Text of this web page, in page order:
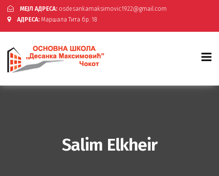
МЕЈЛ АДРЕСА: osdesankamaksimovic1922@gmail.com
АДРЕСА: Маршала Тита бр. 18
Salim Elkheir